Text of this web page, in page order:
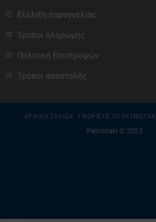
Εξέλιξη παραγγελίας
Τρόποι πληρωμής
Πολιτική Επιστροφών
Τρόποι αποστολής
ΑΡΧΙΚΗ ΣΕΛΙΔΑ ΓΝΩΡΙΣΤΕ ΤΟ PATRIOTAKI
Patriotaki © 2023